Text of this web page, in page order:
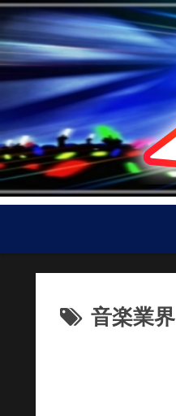
音楽業界